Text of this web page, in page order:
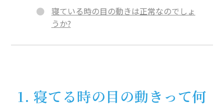
寝ている時の目の動きは正常なのでしょ
うか?
1. 寝てる時の目の動きって何